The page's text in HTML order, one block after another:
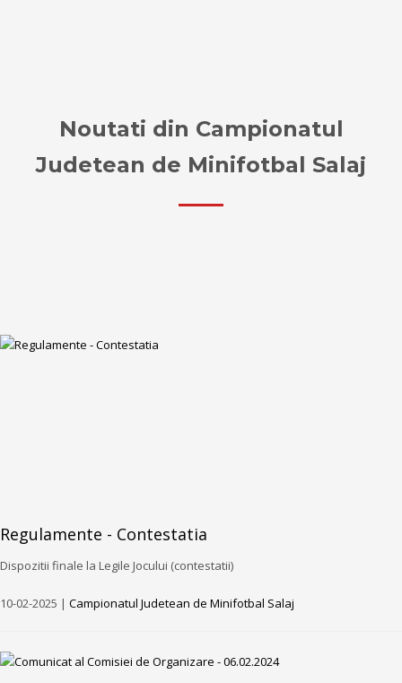
Noutati din Campionatul
Judetean de Minifotbal Salaj
Regulamente - Contestatia
Dispozitii finale la Legile Jocului (contestatii)
10-02-2025 | Campionatul Judetean de Minifotbal Salaj